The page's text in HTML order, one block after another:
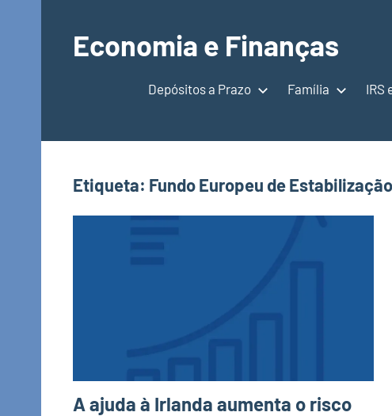
Economia e Finanças
Depósitos
Finanças
Calendários
Depósitos a Prazo Família IRS
Etiqueta: Fundo Europeu de
A ajuda à Irlanda aumenta o risco